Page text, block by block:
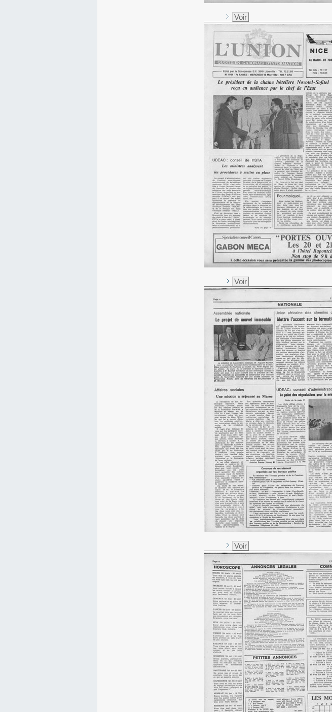
Voir
Voir
Voir